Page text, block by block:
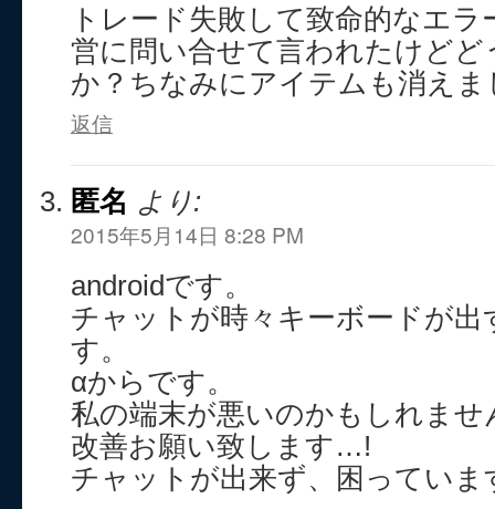
トレード失敗して致命的なエ
営に問い合せて言われたけど
か？ちなみにアイテムも消えま
返信
匿名 より:
2015年5月14日 8:28 PM
androidです。
チャットが時々キーボードが
す。
αからです。
私の端末が悪いのかもしれませ
改善お願い致します…!
チャットが出来ず、困っていま